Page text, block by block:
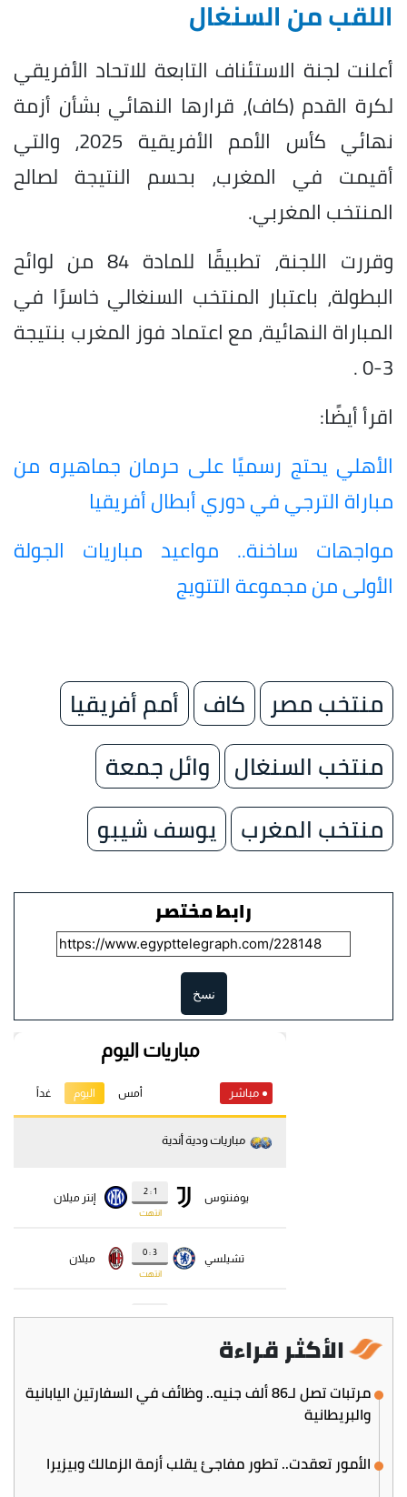
اللقب من السنغال
أعلنت لجنة الاستئناف التابعة للاتحاد الأفريقي
لكرة القدم (كاف)، قرارها النهائي بشأن أزمة
نهائي كأس الأمم الأفريقية 2025، والتي
أقيمت في المغرب، بحسم النتيجة لصالح
المنتخب المغربي.
وقررت اللجنة، تطبيقًا للمادة 84 من لوائح
البطولة، باعتبار المنتخب السنغالي خاسرًا في
المباراة النهائية، مع اعتماد فوز المغرب بنتيجة
3-0 .
اقرأ أيضًا:
الأهلي يحتج رسميًا على حرمان جماهيره من
مباراة الترجي في دوري أبطال أفريقيا
مواجهات ساخنة.. مواعيد مباريات الجولة
الأولى من مجموعة التتويج
منتخب مصر كاف
أمم أفريقيا
منتخب السنغال
وائل جمعة
منتخب المغرب يوسف شيبو
رابط مختصر
نسخ
الأكثر قراءة
مرتبات تصل لـ86 ألف جنيه.. وظائف في السفارتين اليابانية
والبريطانية
الأمور تعقدت.. تطور مفاجئ يقلب أزمة الزمالك وبيزيرا